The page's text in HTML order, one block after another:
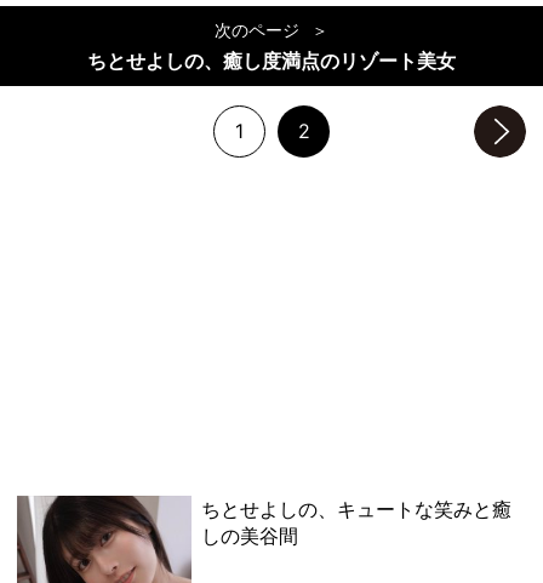
次のページ
ちとせよしの、癒し度満点のリゾート美女
1 2
ちとせよしの、キュートな笑みと癒
しの美谷間